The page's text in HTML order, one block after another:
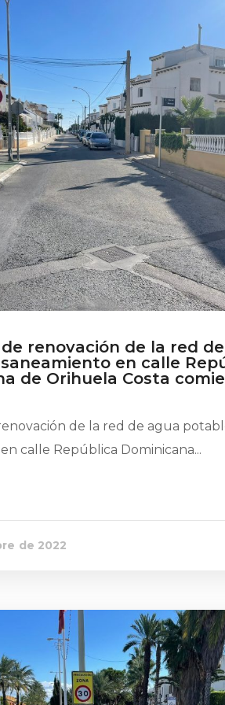
renovación de la red
en calle
de Orihuela Costa
de la red de agua
calle República Dominicana...
de 2022